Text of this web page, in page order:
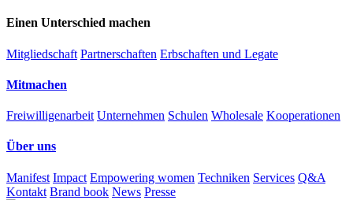
Einen Unterschied machen
Mitgliedschaft Partnerschaften Erbschaften und Legate
Mitmachen
Freiwilligenarbeit Unternehmen Schulen Wholesale Kooperationen
Über uns
Manifest Impact Empowering women Techniken Services Q&A
Kontakt Brand book News Presse